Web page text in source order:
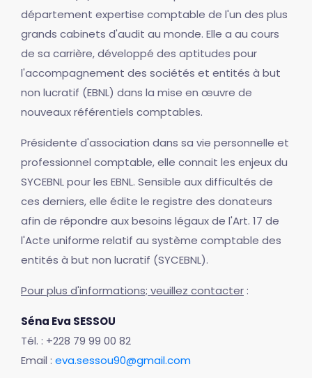
département expertise comptable de l'un des plus
grands cabinets d'audit au monde. Elle a au cours
de sa carrière, développé des aptitudes pour
l'accompagnement des sociétés et entités à but
non lucratif (EBNL) dans la mise en œuvre de
nouveaux référentiels comptables.
Présidente d'association dans sa vie personnelle et
professionnel comptable, elle connait les enjeux du
SYCEBNL pour les EBNL. Sensible aux difficultés de
ces derniers, elle édite le registre des donateurs
afin de répondre aux besoins légaux de l'Art. 17 de
l'Acte uniforme relatif au système comptable des
entités à but non lucratif (SYCEBNL).
Pour plus d'informations; veuillez contacter :
Séna Eva SESSOU
Tél. : +228 79 99 00 82
Email : eva.sessou90@gmail.com